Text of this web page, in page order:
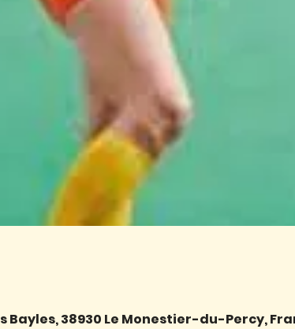
Bayles, 38930 Le Monestier-du-Percy,